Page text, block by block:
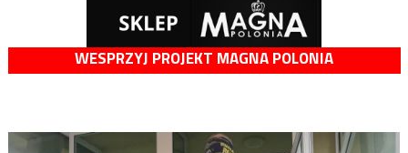
WESPRZYJ PROJEKT MAGNA POLONIA